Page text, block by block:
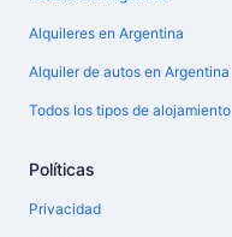
Alquileres en Argentina
Alquiler de autos en Argentina
Todos los tipos de alojamiento
Políticas
Privacidad